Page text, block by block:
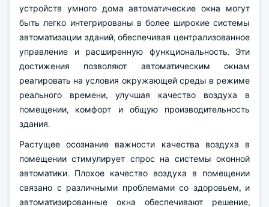
устройств умного дома автоматические окна могут
быть легко интегрированы в более широкие системы
автоматизации зданий, обеспечивая централизованное
управление и расширенную функциональность. Эти
достижения позволяют автоматическим окнам
реагировать на условия окружающей среды в режиме
реального времени, улучшая качество воздуха в
помещении, комфорт и общую производительность
здания.
Растущее осознание важности качества воздуха в
помещении стимулирует спрос на системы оконной
автоматики. Плохое качество воздуха в помещении
связано с различными проблемами со здоровьем, и
автоматизированные окна обеспечивают решение,